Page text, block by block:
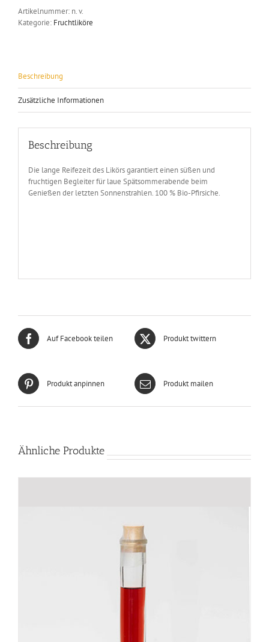
2024
Menge
Artikelnummer: n. v.
Kategorie: Fruchtliköre
Beschreibung
Zusätzliche Informationen
Beschreibung
Die lange Reifezeit des Likörs garantiert einen süßen und
fruchtigen Begleiter für laue Spätsommerabende beim
Genießen der letzten Sonnenstrahlen. 100 % Bio-Pfirsiche.
Auf Facebook teilen Produkt twittern
Produkt anpinnen Produkt mailen
Ähnliche Produkte